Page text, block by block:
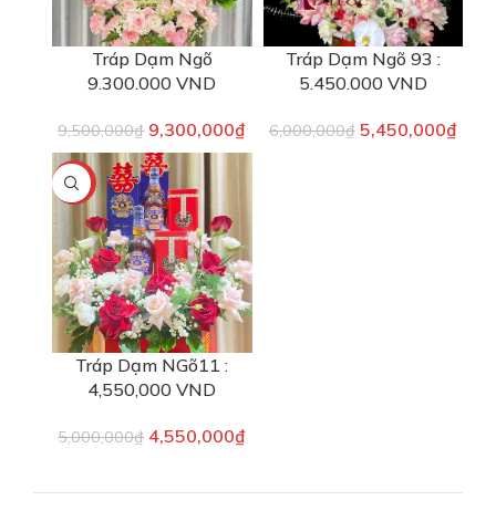
Tráp Dạm Ngõ
9.300.000 VND
9,500,000₫ 9,300,000₫
Tráp Dạm Ngõ 93 :
5.450.000 VND
6,000,000₫ 5,450,000₫
-9%
Tráp Dạm NGõ11 :
4,550,000 VND
5,000,000₫ 4,550,000₫